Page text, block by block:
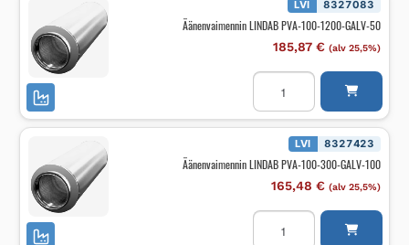
määrä
LVI 8327083
Äänenvaimennin LINDAB PVA-100-1200-GALV-50
185,87 € (alv 25,5%)
Äänenvaimennin
LINDAB
100-
1200-
määrä
LVI 8327423
Äänenvaimennin LINDAB PVA-100-300-GALV-100
165,48 € (alv 25,5%)
Äänenvaimennin
LINDAB